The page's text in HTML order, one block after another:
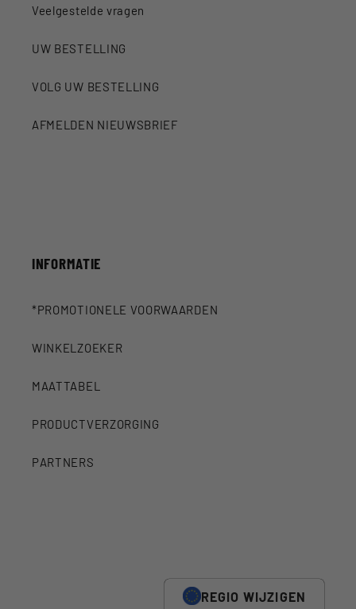
Veelgestelde vragen
UW BESTELLING
VOLG UW BESTELLING
AFMELDEN NIEUWSBRIEF
INFORMATIE
*PROMOTIONELE VOORWAARDEN
WINKELZOEKER
MAATTABEL
PRODUCTVERZORGING
PARTNERS
REGIO WIJZIGEN